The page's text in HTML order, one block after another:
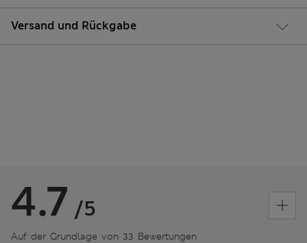
Versand und Rückgabe
4.7 /5
Auf der Grundlage von 33 Bewertungen